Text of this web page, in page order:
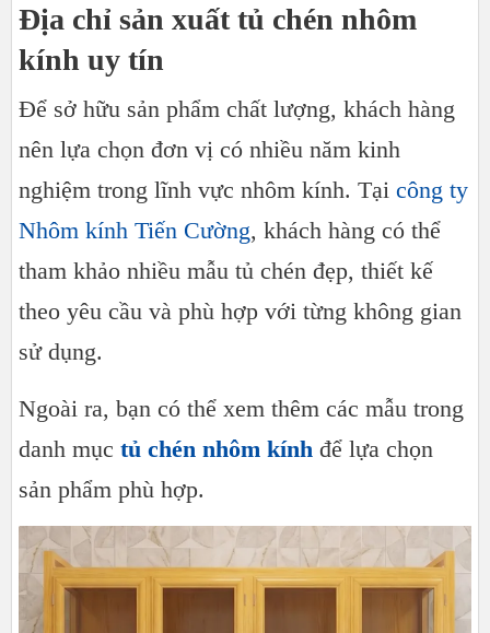
Địa chỉ sản xuất tủ chén nhôm
kính uy tín
Để sở hữu sản phẩm chất lượng, khách hàng
nên lựa chọn đơn vị có nhiều năm kinh
nghiệm trong lĩnh vực nhôm kính. Tại công ty
Nhôm kính Tiến Cường, khách hàng có thể
tham khảo nhiều mẫu tủ chén đẹp, thiết kế
theo yêu cầu và phù hợp với từng không gian
sử dụng.
Ngoài ra, bạn có thể xem thêm các mẫu trong
danh mục tủ chén nhôm kính để lựa chọn
sản phẩm phù hợp.